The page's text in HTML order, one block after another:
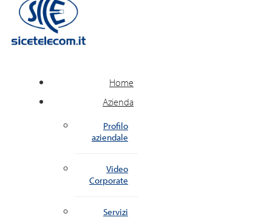
Home
Azienda
Profilo
aziendale
Video
Corporate
Servizi